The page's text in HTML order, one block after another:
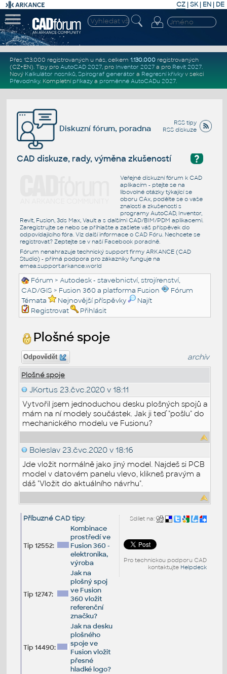
CZ | SK| EN | DE
Přes 123.000 registrovaných u nás, celkem 1.130.000registrovaných
(CZ+EN). Tipy pro AutoCAD 2027, pro Inventor 2027a pro Revit 2027.
Nový Kalkulátor nosníků, Spirograf generátor a Regresní křivkyv sekci
Převodníky. Kompletní příkazya proměnné AutoCADu 2027.
RSS tipy
RSS diskuze
Diskuzní fórum, poradna
?
CAD diskuze, rady, výměna zkušeností
Veřejné diskuzní fórum k CAD
aplikacím - ptejte se na
libovolné otázky týkající se
oboru CAx, podělte se o vaše
znalosti a zkušenosti s
programy AutoCAD, Inventor,
Revit, Fusion, 3ds Max, Vault a s dalšími CAD/BIM/PDM aplikacemi.
Zaregistrujte se nebo se přihlašte a zašlete váš příspěvek do
odpovídajícího fóra. Viz další informace o CAD Fóru. Nechcete se
registrovat? Zeptejte se v naší Facebook poradně.
Fórum nenahrazuje technický support firmy ARKANCE (CAD
Studio) - přímá podpora pro zákazníky funguje na
emea.support.arkance.world
Fórum >Autodesk - stavebnictví, strojírenství,
CAD/GIS > Fusion 360 a platforma Fusion
Fórum
Témata
Nejnovější příspěvky
Najít
Registrovat
Přihlásit
Plošné spoje
Odpovědět archiv
Plošné spoje
JKortus 23.čvc.2020 v 18:11
Vytvořil jsem jednoduchou desku plošných spojů a
mám na ní modely součástek. Jak ji teď "pošlu" do
mechanického modelu ve Fusionu?
Boleslav 23.čvc.2020 v 18:16
Jde vložit normálně jako jiný model. Najdeš si PCB
model v datovém panelu vlevo, klikneš pravým a
dáš "Vložit do aktuálního návrhu".
Sdílet na:
Pro technickou podporu CAD
kontaktujte Helpdesk
Příbuzné CAD tipy:
Tip 12552:
Kombinace
prostředí ve
Fusion 360 -
elektronika,
výroba
Tip 12747:
Jak na
plošný spoj
ve Fusion
360 vložit
referenční
značku?
Tip 14490:
Jak na desku
plošného
spoje ve
Fusion vložit
přesné
hladké logo?